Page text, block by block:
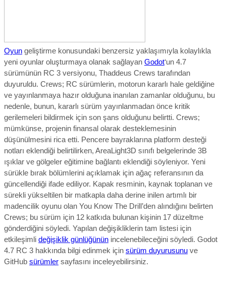
Oyun geliştirme konusundaki benzersiz yaklaşımıyla kolaylıkla
yeni oyunlar oluşturmaya olanak sağlayan Godot‘un 4.7
sürümünün RC 3 versiyonu, Thaddeus Crews tarafından
duyuruldu. Crews; RC sürümlerin, motorun kararlı hale geldiğine
ve yayınlanmaya hazır olduğuna inanılan zamanlar olduğunu, bu
nedenle, bunun, kararlı sürüm yayınlanmadan önce kritik
gerilemeleri bildirmek için son şans olduğunu belirtti. Crews;
mümkünse, projenin finansal olarak desteklemesinin
düşünülmesini rica etti. Pencere bayraklarına platform desteği
notları eklendiği belirtilirken, AreaLight3D sınıfı belgelerinde 3B
ışıklar ve gölgeler eğitimine bağlantı eklendiği söyleniyor. Yeni
sürükle bırak bölümlerini açıklamak için ağaç referansının da
güncellendiği ifade ediliyor. Kapak resminin, kaynak toplanan ve
sürekli yükseltilen bir matkapla daha derine inilen artımlı bir
madencilik oyunu olan You Know The Drill’den alındığını belirten
Crews; bu sürüm için 12 katkıda bulunan kişinin 17 düzeltme
gönderdiğini söyledi. Yapılan değişikliklerin tam listesi için
etkileşimli değişiklik günlüğünün incelenebileceğini söyledi. Godot
4.7 RC 3 hakkında bilgi edinmek için sürüm duyurusunu ve
GitHub sürümler sayfasını inceleyebilirsiniz.